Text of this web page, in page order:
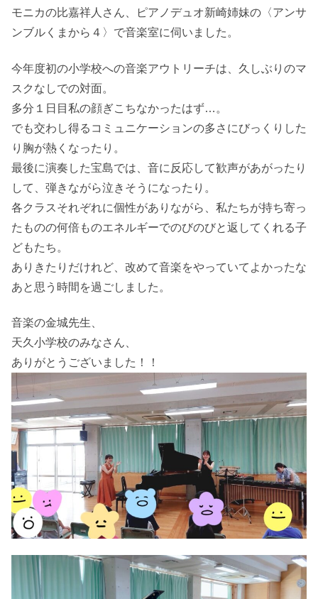
モニカの比嘉祥人さん、ピアノデュオ新崎姉妹の〈アンサ
ンブルくまから４〉で音楽室に伺いました。
今年度初の小学校への音楽アウトリーチは、久しぶりのマ
スクなしでの対面。
多分１日目私の顔ぎこちなかったはず…。
でも交わし得るコミュニケーションの多さにびっくりした
り胸が熱くなったり。
最後に演奏した宝島では、音に反応して歓声があがったり
して、弾きながら泣きそうになったり。
各クラスそれぞれに個性がありながら、私たちが持ち寄っ
たものの何倍ものエネルギーでのびのびと返してくれる子
どもたち。
ありきたりだけれど、改めて音楽をやっていてよかったな
あと思う時間を過ごしました。
音楽の金城先生、
天久小学校のみなさん、
ありがとうございました！！